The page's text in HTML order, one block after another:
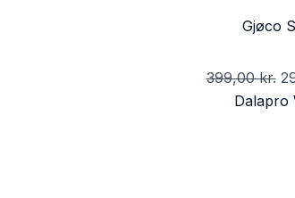
Gjøco
399,00kr.